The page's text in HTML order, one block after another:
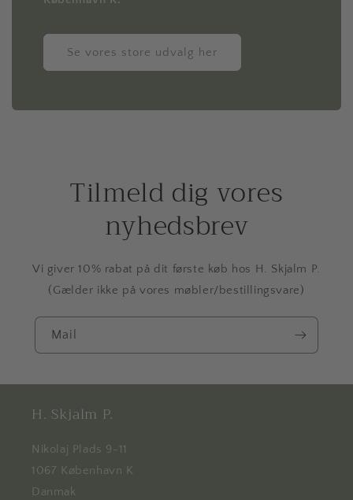
Se vores store udvalg her
Tilmeld dig vores
nyhedsbrev
Vi giver 10% rabat på dit første køb hos H. Skjalm P.
(Gælder ikke på vores møbler/bestillingsvare)
Mail
H. Skjalm P.
Nikolaj Plads 9-11
1067 København K
Danmak